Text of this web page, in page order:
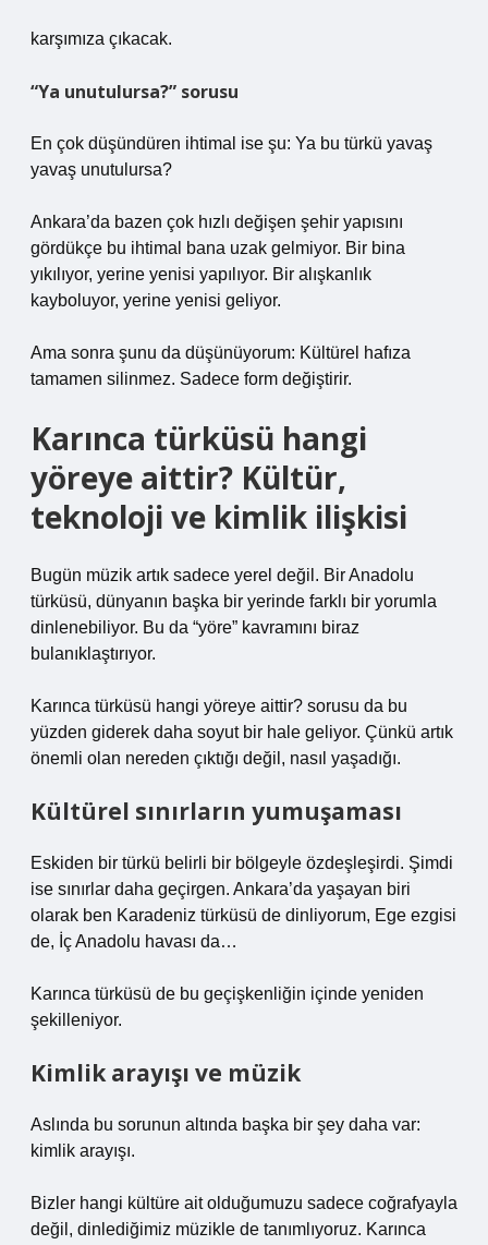
karşımıza çıkacak.
“Ya unutulursa?” sorusu
En çok düşündüren ihtimal ise şu: Ya bu türkü yavaş
yavaş unutulursa?
Ankara’da bazen çok hızlı değişen şehir yapısını
gördükçe bu ihtimal bana uzak gelmiyor. Bir bina
yıkılıyor, yerine yenisi yapılıyor. Bir alışkanlık
kayboluyor, yerine yenisi geliyor.
Ama sonra şunu da düşünüyorum: Kültürel hafıza
tamamen silinmez. Sadece form değiştirir.
Karınca türküsü hangi
yöreye aittir? Kültür,
teknoloji ve kimlik ilişkisi
Bugün müzik artık sadece yerel değil. Bir Anadolu
türküsü, dünyanın başka bir yerinde farklı bir yorumla
dinlenebiliyor. Bu da “yöre” kavramını biraz
bulanıklaştırıyor.
Karınca türküsü hangi yöreye aittir? sorusu da bu
yüzden giderek daha soyut bir hale geliyor. Çünkü artık
önemli olan nereden çıktığı değil, nasıl yaşadığı.
Kültürel sınırların yumuşaması
Eskiden bir türkü belirli bir bölgeyle özdeşleşirdi. Şimdi
ise sınırlar daha geçirgen. Ankara’da yaşayan biri
olarak ben Karadeniz türküsü de dinliyorum, Ege ezgisi
de, İç Anadolu havası da…
Karınca türküsü de bu geçişkenliğin içinde yeniden
şekilleniyor.
Kimlik arayışı ve müzik
Aslında bu sorunun altında başka bir şey daha var:
kimlik arayışı.
Bizler hangi kültüre ait olduğumuzu sadece coğrafyayla
değil, dinlediğimiz müzikle de tanımlıyoruz. Karınca